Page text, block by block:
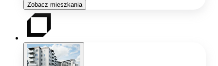
Zobacz mieszkania